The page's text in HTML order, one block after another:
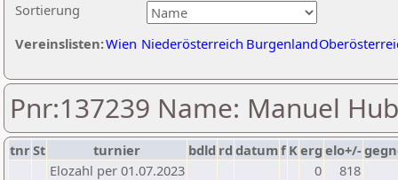
Sortierung
Vereinslisten:Wien Niederösterreich Burgenland
Pnr:137239 Name: Manuel
tnrSt turnier bdld rd datumf Kerg elo+/-
Elozahl per 01.07.2023
0
818